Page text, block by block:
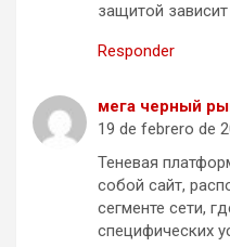
защитой
Responder
мега черный
19 de febrero de
Теневая
собой сайт,
сегменте сети,
специфических